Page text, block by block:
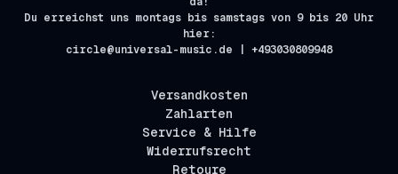
Du erreichst uns montags bis samstags von 9 bis 20 Uhr
hier:
circle@universal-music.de | +493030809948
Versandkosten
Zahlarten
Service & Hilfe
Widerrufsrecht
Retoure